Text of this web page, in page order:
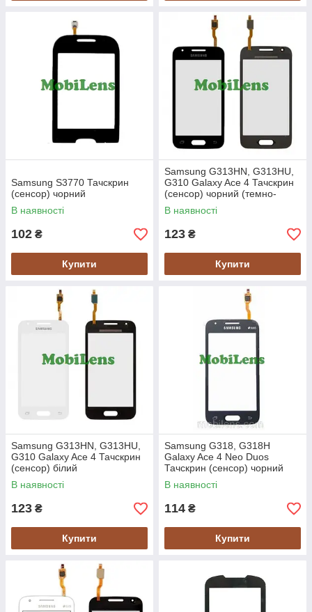
Samsung S3770 Тачскрин
(сенсор) чорний
В наявності
102 ₴
Купити
Samsung G313HN, G313HU,
G310 Galaxy Ace 4 Тачскрин
(сенсор) чорний (темно-
сірий)
В наявності
123 ₴
Купити
Samsung G313HN, G313HU,
G310 Galaxy Ace 4 Тачскрин
(сенсор) білий
В наявності
123 ₴
Купити
Samsung G318, G318H
Galaxy Ace 4 Neo Duos
Тачскрин (сенсор) чорний
В наявності
114 ₴
Купити